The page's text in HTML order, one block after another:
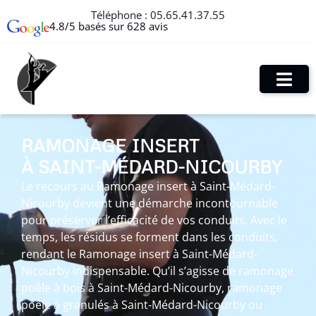
Téléphone : 05.65.41.37.55
4.8/5 basés sur 628 avis
RAMONAGE INSERT
À SAINT-MÉDARD-NICOURBY
Le recours au Ramonage insert à Saint-Médard-
Nicourby devient une démarche incontournable
pour préserver l’efficacité de vos conduits. Avec le
temps, les résidus se forment dans les conduits,
rendant le Ramonage insert à Saint-Médard-
Nicourby indispensable. Qu’il s’agisse de ramonage
poêle à bois à Saint-Médard-Nicourby, ramonage
poêle à granulés à Saint-Médard-Nicourby ou